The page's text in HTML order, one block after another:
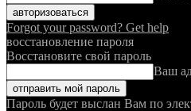
Forgot your password? Get help
восстановление пароля
Восстановите свой пароль
Ваш
Пароль будет выслан Вам по